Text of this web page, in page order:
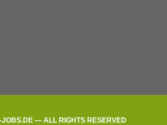
— ALL RIGHTS RESERVED